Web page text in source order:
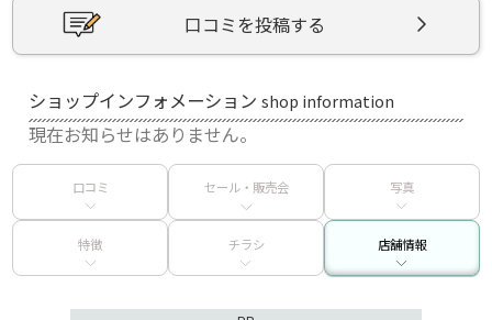
口コミを投稿する
ショップインフォメーションshop information
現在お知らせはありません。
口コミ セール・販売会 写真
特徴 チラシ 店舗情報